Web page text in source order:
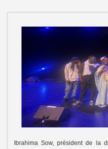
Ibrahima Sow, président de la